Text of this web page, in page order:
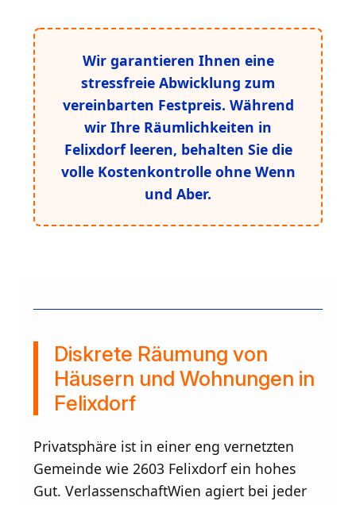
Wir garantieren Ihnen eine
stressfreie Abwicklung zum
vereinbarten Festpreis. Während
wir Ihre Räumlichkeiten in
Felixdorf leeren, behalten Sie die
volle Kostenkontrolle ohne Wenn
und Aber.
Diskrete Räumung von
Häusern und Wohnungen in
Felixdorf
Privatsphäre ist in einer eng vernetzten
Gemeinde wie 2603 Felixdorf ein hohes
Gut. VerlassenschaftWien agiert bei jeder